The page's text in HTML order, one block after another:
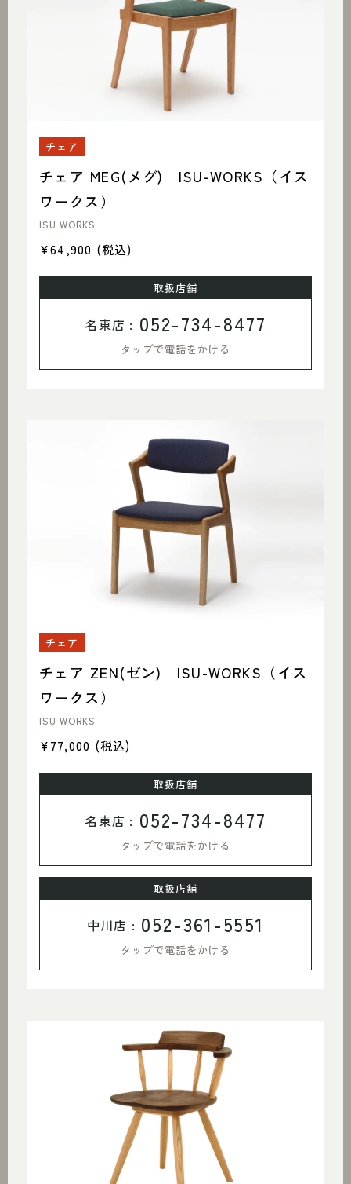
チェア
チェア MEG(メグ) ISU-WORKS（イス
ワークス）
ISU WORKS
¥64,900 (税込)
取扱店舗
名東店 : 052-734-8477
タップで電話をかける
チェア
チェア ZEN(ゼン) ISU-WORKS（イス
ワークス）
ISU WORKS
¥77,000 (税込)
取扱店舗
名東店 : 052-734-8477
タップで電話をかける
取扱店舗
中川店 : 052-361-5551
タップで電話をかける